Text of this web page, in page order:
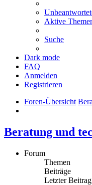
Aktive
Suche
Dark mode
FAQ
Anmelden
Registrieren
Foren-Übersicht
Beratung und
Forum
Themen
Beiträge
Letzter Beitrag